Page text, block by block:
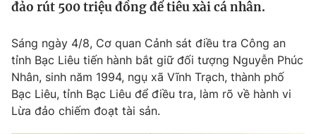
Thế giới đó đây
Câu chuyện quốc tế
Kinh tế
Tài chính
Thị trường
Dữ liệu và đời sống
Truyền hình
đảo rút 500 triệu đồng để tiêu xài cá nhân.
Sáng ngày 4/8, Cơ quan Cảnh sát điều tra Công an
tỉnh Bạc Liêu tiến hành bắt giữ đối tượng Nguyễn Phúc
Nhân, sinh năm 1994, ngụ xã Vĩnh Trạch, thành phố
Bạc Liêu, tỉnh Bạc Liêu để điều tra, làm rõ về hành vi
Lừa đảo chiếm đoạt tài sản.